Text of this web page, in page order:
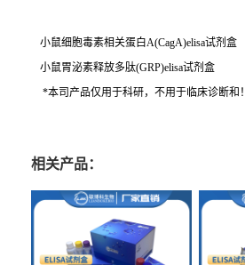
小鼠细胞毒素相关蛋白A(CagA)elisa试剂盒
小鼠胃泌素释放多肽(GRP)elisa试剂盒
*本司产品仅用于科研，不用于临床诊断和！
相关产品：